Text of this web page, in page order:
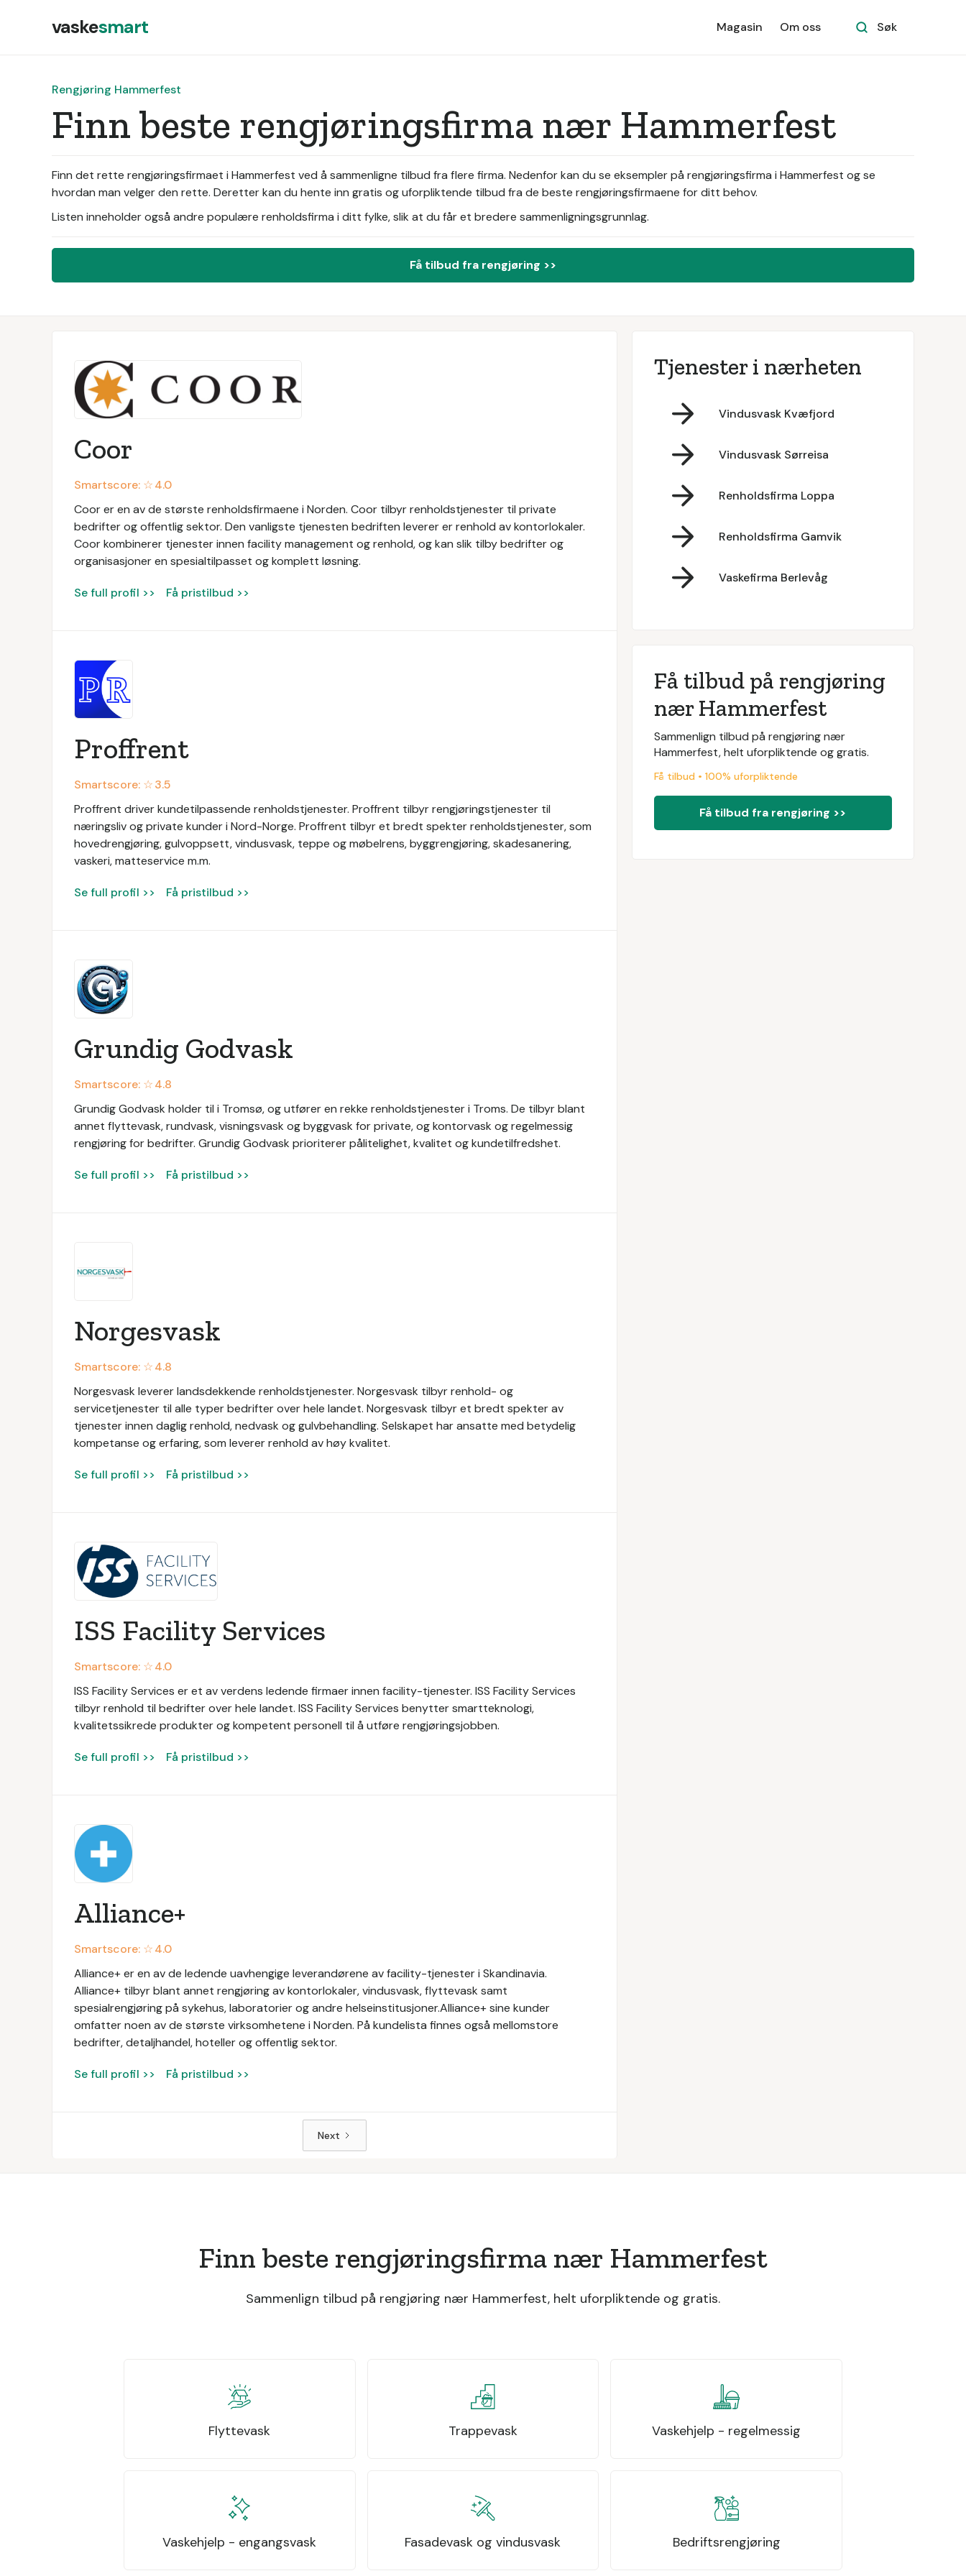
vaskesmart Magasin Om oss Søk
Rengjøring Hammerfest
Finn beste rengjøringsfirma nær Hammerfest
Finn det rette rengjøringsfirmaet i Hammerfest ved å sammenligne tilbud fra flere firma. Nedenfor kan du se eksempler på rengjøringsfirma i Hammerfest og se
hvordan man velger den rette. Deretter kan du hente inn gratis og uforpliktende tilbud fra de beste rengjøringsfirmaene for ditt behov.
Listen inneholder også andre populære renholdsfirma i ditt fylke, slik at du får et bredere sammenligningsgrunnlag.
Få tilbud fra rengjøring >>
Coor
Smartscore: ☆4.0
Coor er en av de største renholdsfirmaene i Norden. Coor tilbyr renholdstjenester til private
bedrifter og offentlig sektor. Den vanligste tjenesten bedriften leverer er renhold av kontorlokaler.
Coor kombinerer tjenester innen facility management og renhold, og kan slik tilby bedrifter og
organisasjoner en spesialtilpasset og komplett løsning.
Se full profil >> Få pristilbud >>
Proffrent
Smartscore: ☆3.5
Proffrent driver kundetilpassende renholdstjenester. Proffrent tilbyr rengjøringstjenester til
næringsliv og private kunder i Nord-Norge. Proffrent tilbyr et bredt spekter renholdstjenester, som
hovedrengjøring, gulvoppsett, vindusvask, teppe og møbelrens, byggrengjøring, skadesanering,
vaskeri, matteservice m.m.
Se full profil >> Få pristilbud >>
Grundig Godvask
Smartscore: ☆4.8
Grundig Godvask holder til i Tromsø, og utfører en rekke renholdstjenester i Troms. De tilbyr blant
annet flyttevask, rundvask, visningsvask og byggvask for private, og kontorvask og regelmessig
rengjøring for bedrifter. Grundig Godvask prioriterer pålitelighet, kvalitet og kundetilfredshet.
Se full profil >> Få pristilbud >>
Norgesvask
Smartscore: ☆4.8
Norgesvask leverer landsdekkende renholdstjenester. Norgesvask tilbyr renhold- og
servicetjenester til alle typer bedrifter over hele landet. Norgesvask tilbyr et bredt spekter av
tjenester innen daglig renhold, nedvask og gulvbehandling. Selskapet har ansatte med betydelig
kompetanse og erfaring, som leverer renhold av høy kvalitet.
Se full profil >> Få pristilbud >>
ISS Facility Services
Smartscore: ☆4.0
ISS Facility Services er et av verdens ledende firmaer innen facility-tjenester. ISS Facility Services
tilbyr renhold til bedrifter over hele landet. ISS Facility Services benytter smartteknologi,
kvalitetssikrede produkter og kompetent personell til å utføre rengjøringsjobben.
Se full profil >> Få pristilbud >>
Alliance+
Smartscore: ☆4.0
Alliance+ er en av de ledende uavhengige leverandørene av facility-tjenester i Skandinavia.
Alliance+ tilbyr blant annet rengjøring av kontorlokaler, vindusvask, flyttevask samt
spesialrengjøring på sykehus, laboratorier og andre helseinstitusjoner.Alliance+ sine kunder
omfatter noen av de største virksomhetene i Norden. På kundelista finnes også mellomstore
bedrifter, detaljhandel, hoteller og offentlig sektor.
Se full profil >> Få pristilbud >>
Next
Tjenester i nærheten
Vindusvask Kvæfjord
Vindusvask Sørreisa
Renholdsfirma Loppa
Renholdsfirma Gamvik
Vaskefirma Berlevåg
Få tilbud på rengjøring
nær Hammerfest
Sammenlign tilbud på rengjøring nær
Hammerfest, helt uforpliktende og gratis.
Få tilbud • 100% uforpliktende
Få tilbud fra rengjøring >>
Finn beste rengjøringsfirma nær Hammerfest
Sammenlign tilbud på rengjøring nær Hammerfest, helt uforpliktende og gratis.
Flyttevask Trappevask Vaskehjelp - regelmessig
Vaskehjelp - engangsvask Fasadevask og vindusvask Bedriftsrengjøring